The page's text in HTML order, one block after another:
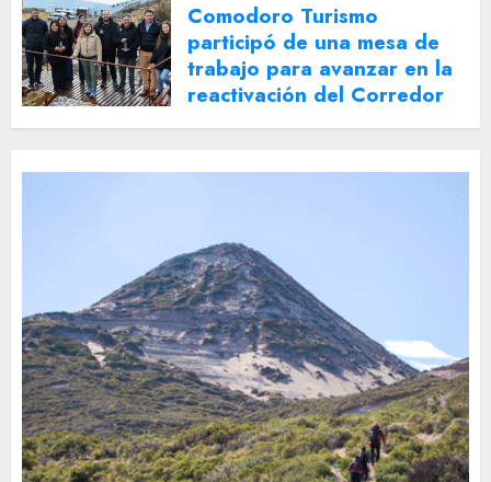
Comodoro Turismo
participó de una mesa de
trabajo para avanzar en la
reactivación del Corredor
Turístico Integrado